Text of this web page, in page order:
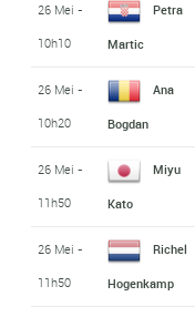
26 Mei -
10h10
Petra
Martic
26 Mei -
10h20
Ana
Bogdan
26 Mei -
11h50
Miyu
Kato
26 Mei -
11h50
Richel
Hogenkamp